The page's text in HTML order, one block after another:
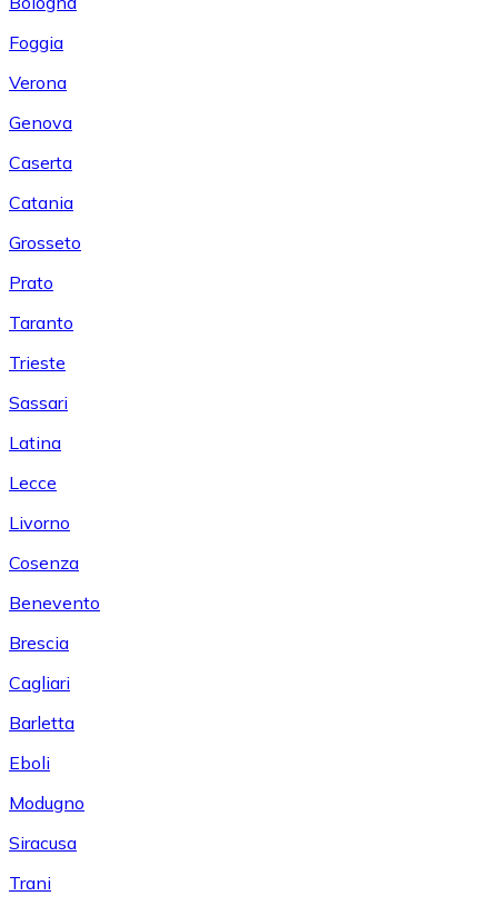
Foggia
Verona
Genova
Caserta
Catania
Grosseto
Prato
Taranto
Trieste
Sassari
Latina
Lecce
Livorno
Cosenza
Benevento
Brescia
Cagliari
Barletta
Eboli
Modugno
Siracusa
Trani